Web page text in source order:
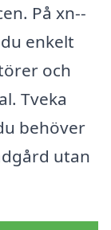
På xn--
enkelt
och
Tveka
behöver
utan